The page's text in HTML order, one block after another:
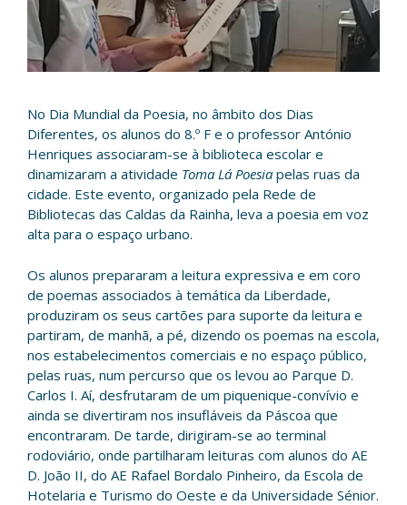
No Dia Mundial da Poesia, no âmbito dos Dias
Diferentes, os alunos do 8.º F e o professor António
Henriques associaram-se à biblioteca escolar e
dinamizaram a atividade Toma Lá Poesia pelas ruas da
cidade. Este evento, organizado pela Rede de
Bibliotecas das Caldas da Rainha, leva a poesia em voz
alta para o espaço urbano.
Os alunos prepararam a leitura expressiva e em coro
de poemas associados à temática da Liberdade,
produziram os seus cartões para suporte da leitura e
partiram, de manhã, a pé, dizendo os poemas na escola,
nos estabelecimentos comerciais e no espaço público,
pelas ruas, num percurso que os levou ao Parque D.
Carlos I. Aí, desfrutaram de um piquenique-convívio e
ainda se divertiram nos insufláveis da Páscoa que
encontraram. De tarde, dirigiram-se ao terminal
rodoviário, onde partilharam leituras com alunos do AE
D. João II, do AE Rafael Bordalo Pinheiro, da Escola de
Hotelaria e Turismo do Oeste e da Universidade Sénior.